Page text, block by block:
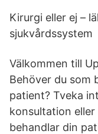
Kirurgi eller ej –
sjukvårdssystem
Välkommen till
Behöver du som
patient? Tveka
konsultation eller
behandlar din